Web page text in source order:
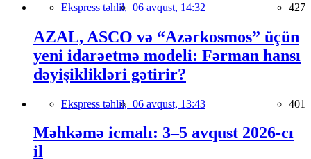
Ekspress təhlil, 06 avqust, 14:32 427
AZAL, ASCO və “Azərkosmos” üçün
yeni idarəetmə modeli: Fərman hansı
dəyişiklikləri gətirir?
Ekspress təhlil, 06 avqust, 13:43 401
Məhkəmə icmalı: 3–5 avqust 2026-cı
il